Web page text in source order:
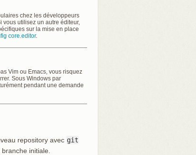
chez les développeurs
vous utilisez un autre éditeur,
sur la mise en place
core.editor.
Vim ou Emacs, vous risquez
Sous Windows par
pendant une demande
repository avec git
initiale.